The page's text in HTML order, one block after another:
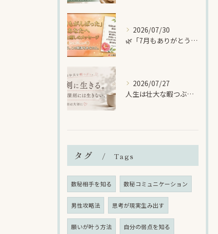
2026/07/30
🌿「7月もありがとうございました🌈暑い夏に、自分を大切にする時間を
2026/07/27
人生は壮大な暇つぶし🌈でも、一日一日は大切に生きる🍀
タグ Tags
数秘相手を知る 数秘コミュニケーション
男性攻略法 思考が現実生み出す
願いが叶う方法 自分の弱点を知る